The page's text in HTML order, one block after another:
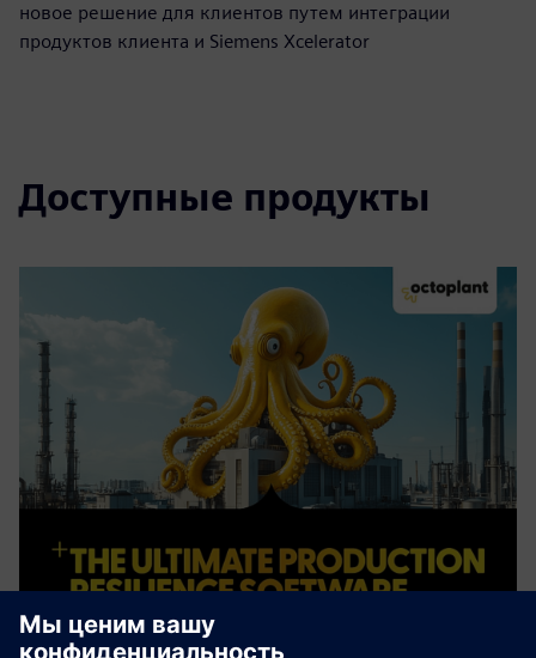
новое решение для клиентов путем интеграции
продуктов клиента и Siemens Xcelerator
Доступные продукты